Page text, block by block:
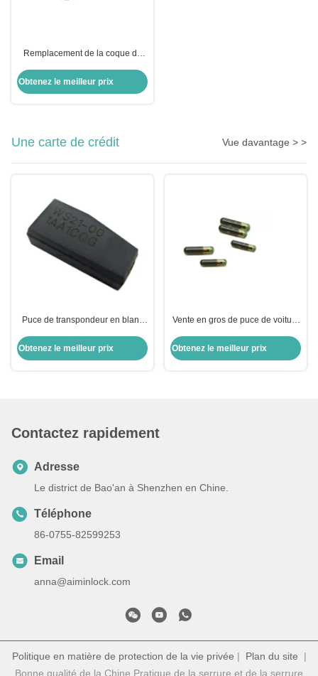
Remplacement de la coque du
Moto
Obtenez le meilleur prix
Une carte de crédit Vue davantage > >
Puce de transpondeur en blanc
Bit puce de voiture puce pour
Toyota
Obtenez le meilleur prix
Vente en gros de puce de voiture
transpondeur en verre Honda
Rechange de porte-clés de
Obtenez le meilleur prix
Contactez rapidement
Adresse
Le district de Bao'an à Shenzhen en Chine.
Téléphone
86-0755-82599253
Email
anna@aiminlock.com
Politique en matière de protection de la vie privée | Plan du site |
Bonne qualité de la Chine Pratique de la serrure et de la serrure